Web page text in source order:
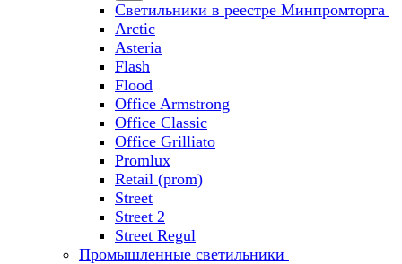
Светильники в реестре Минпромторга
Arctic
Asteria
Flash
Flood
Office Armstrong
Office Classic
Office Grilliato
Promlux
Retail (prom)
Street
Street 2
Street Regul
Промышленные светильники